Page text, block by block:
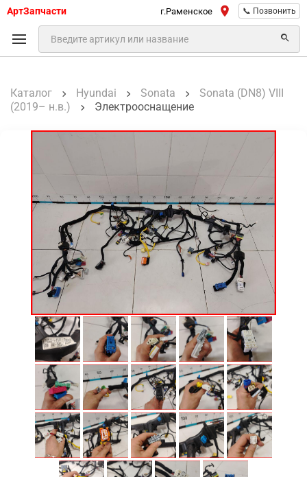
АртЗапчасти г.Раменское 📞 Позвонить
Каталог Hyundai Sonata
Sonata (DN8) VIII
(2019– н.в.)
Электрооснащение